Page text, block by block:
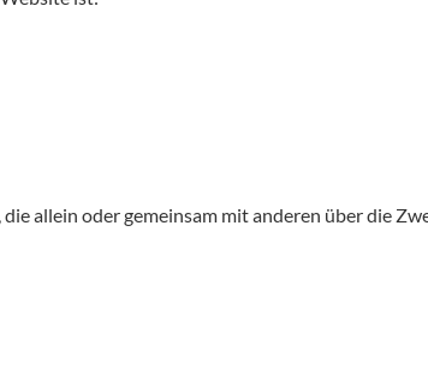
allein oder gemeinsam mit anderen über die